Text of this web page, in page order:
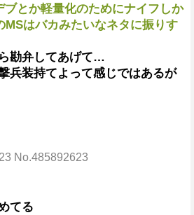
ブとか軽量化のためにナイフしか
MSはバカみたいなネタに振りす
勘弁してあげて…
兵装持てよって感じではあるが
No.485892623
てる